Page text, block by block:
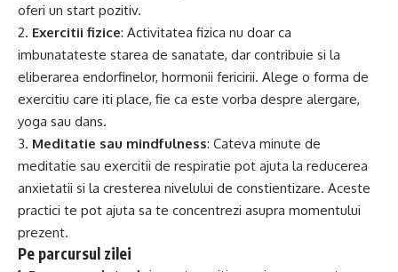
oferi un start pozitiv.
2. Exercitii fizice: Activitatea fizica nu doar ca
imbunatateste starea de sanatate, dar contribuie si la
eliberarea endorfinelor, hormonii fericirii. Alege o forma de
exercitiu care iti place, fie ca este vorba despre alergare,
yoga sau dans.
3. Meditatie sau mindfulness: Cateva minute de
meditatie sau exercitii de respiratie pot ajuta la reducerea
anxietatii si la cresterea nivelului de constientizare. Aceste
practici te pot ajuta sa te concentrezi asupra momentului
prezent.
Pe parcursul zilei